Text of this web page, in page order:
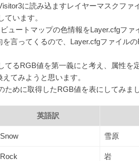
に読み込ますレイヤーマスクファ
います。
ュートマップの色情報をLayer.cfgファ
言ってくるので、Layer.cfgファイル
るRGB値を第一義にと考え、属性を
てみようと思います。
めに取得したRGB値を表にしてみまし
英語訳
Snow 雪原
Rock 岩